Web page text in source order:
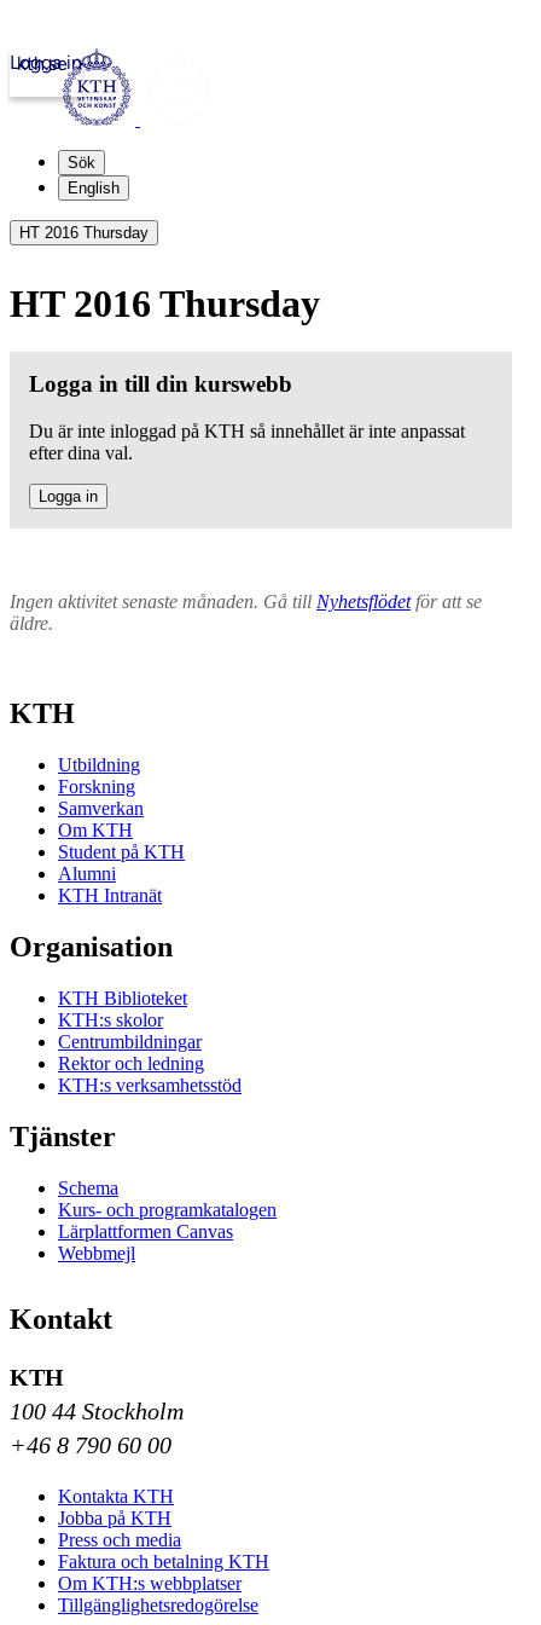
kth.se
Logga in
Sök
English
HT 2016 Thursday
HT 2016 Thursday
Logga in till din kurswebb
Du är inte inloggad på KTH så innehållet är inte anpassat
efter dina val.
Logga in
Ingen aktivitet senaste månaden. Gå till Nyhetsflödetför att se
äldre.
KTH
Utbildning
Forskning
Samverkan
Om KTH
Student på KTH
Alumni
KTH Intranät
Organisation
KTH Biblioteket
KTH:s skolor
Centrumbildningar
Rektor och ledning
KTH:s verksamhetsstöd
Tjänster
Schema
Kurs- och programkatalogen
Lärplattformen Canvas
Webbmejl
Kontakt
KTH
100 44 Stockholm
+46 8 790 60 00
Kontakta KTH
Jobba på KTH
Press och media
Faktura och betalning KTH
Om KTH:s webbplatser
Tillgänglighetsredogörelse